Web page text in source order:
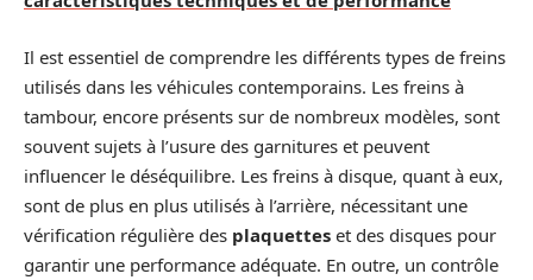
Il est essentiel de comprendre les différents types de freins
utilisés dans les véhicules contemporains. Les freins à
tambour, encore présents sur de nombreux modèles, sont
souvent sujets à l’usure des garnitures et peuvent
influencer le déséquilibre. Les freins à disque, quant à eux,
sont de plus en plus utilisés à l’arrière, nécessitant une
vérification régulière des plaquettes et des disques pour
garantir une performance adéquate. En outre, un contrôle